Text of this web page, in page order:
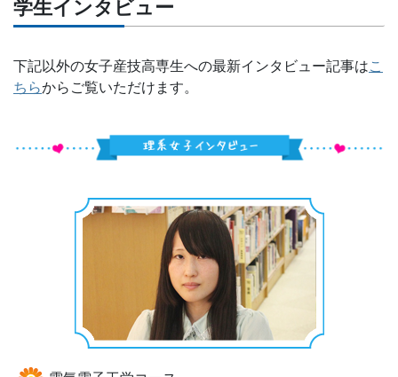
学生インタビュー
下記以外の女子産技高専生への最新インタビュー記事はこ
ちらからご覧いただけます。